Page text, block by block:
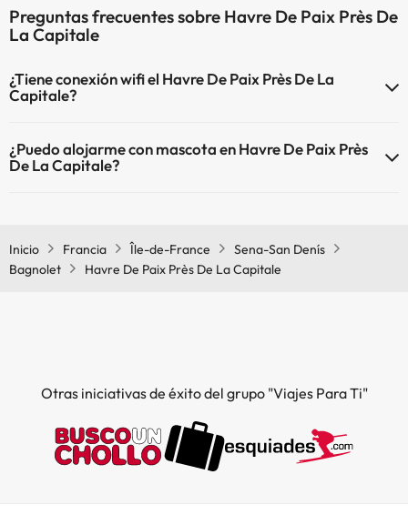
Preguntas frecuentes sobre Havre De Paix Près De
La Capitale
¿Tiene conexión wifi el Havre De Paix Près De La
Capitale?
¿Puedo alojarme con mascota en Havre De Paix Près
De La Capitale?
Inicio Francia Île-de-France
Sena-San Denís
Bagnolet
Havre De Paix Près De La Capitale
Otras iniciativas de éxito del grupo "Viajes Para Ti"